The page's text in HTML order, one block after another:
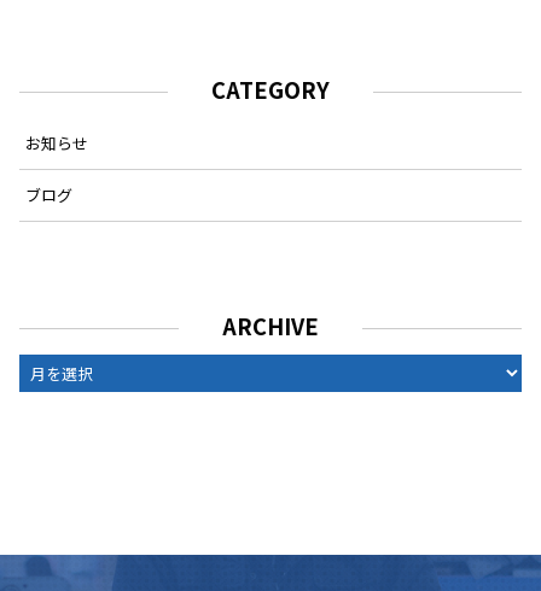
CATEGORY
お知らせ
ブログ
ARCHIVE
ARCHIVE